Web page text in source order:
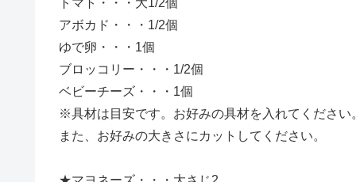
トマト・・・大1/2個
アボカド・・・1/2個
ゆで卵・・・1個
ブロッコリー・・・1/2個
ベビーチーズ・・・1個
※具材は目安です。お好みの具材を入れてください
また、お好みの大きさにカットしてください。